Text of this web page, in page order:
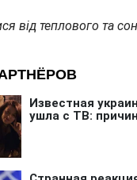
від теплового та